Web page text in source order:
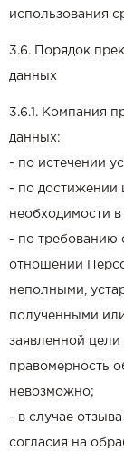
использования
3.6. Порядок
данных
3.6.1. Компания
данных:
- по истечении
- по достижении
необходимости
- по требованию
отношении
неполными,
полученными
заявленной цели
правомерность
невозможно;
- в случае
согласия на